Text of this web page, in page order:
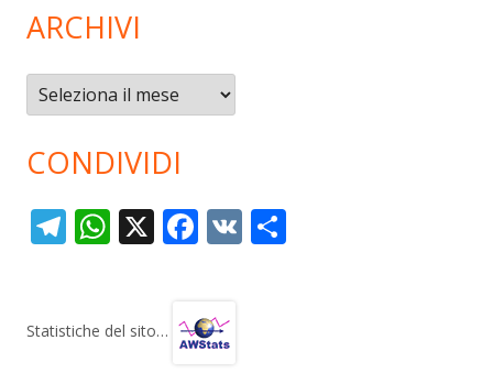
ARCHIVI
Archivi
CONDIVIDI
T
gr
W
s
X F
b
V
Statistiche del sito…